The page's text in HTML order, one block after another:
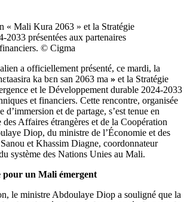
« Mali Kura 2063 » et la Stratégie
2033 présentées aux partenaires
© Cigma
a officiellement présenté, ce mardi, la
ka bɛn san 2063 ma » et la Stratégie
et le Développement durable 2024-2033
et financiers. Cette rencontre, organisée
d’immersion et de partage, s’est tenue en
des Affaires étrangères et de la Coopération
Diop, du ministre de l’Économie et des
et Khassim Diagne, coordonnateur
système des Nations Unies au Mali.
pour un Mali émergent
le ministre Abdoulaye Diop a souligné que la